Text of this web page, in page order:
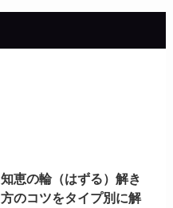
知恵の輪（はずる）解き
方のコツをタイプ別に解